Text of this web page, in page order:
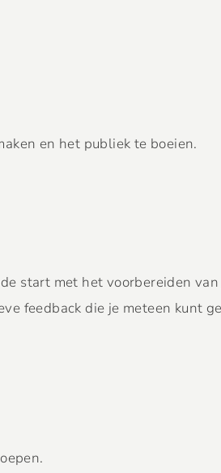
en het publiek te boeien.
start met het voorbereiden
feedback die je meteen kunt